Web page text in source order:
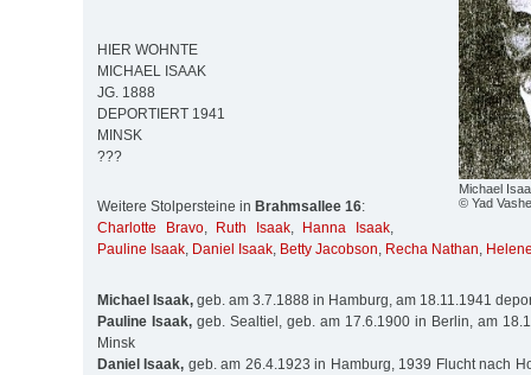
Michael
© Yad
HIER WOHNTE
MICHAEL ISAAK
JG. 1888
DEPORTIERT 1941
MINSK
???
Weitere Stolpersteine in Brahmsallee 16:
Charlotte Bravo, Ruth Isaak, Hanna Isaak,
Pauline Isaak, Daniel Isaak, Betty Jacobson, Recha Nathan,
Michael Isaak, geb. am 3.7.1888 in Hamburg, am 18.11.1941
Pauline Isaak, geb. Sealtiel, geb. am 17.6.1900 in Berlin, am
Minsk
Daniel Isaak, geb. am 26.4.1923 in Hamburg, 1939 Flucht nach